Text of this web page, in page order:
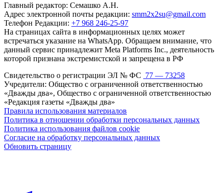
Главный редактор: Семашко А.Н.
Адрес электронной почты редакции: smm2x2su@gmail.com
Телефон Редакции: +7 968 246-25-97
На страницах сайта в информационных целях может
встречаться указание на WhatsApp. Обращаем внимание, что
данный сервис принадлежит Meta Platforms Inc., деятельность
которой признана экстремистской и запрещена в РФ
Свидетельство о регистрации ЭЛ № ФС 77 — 73258
Учредители: Общество с ограниченной ответственностью
«Дважды два», Общество с ограниченной ответственностью
«Редакция газеты «Дважды два»
Правила использования материалов
Политика в отношении обработки персональных данных
Политика использования файлов cookie
Согласие на обработку персональных данных
Обновить страницу